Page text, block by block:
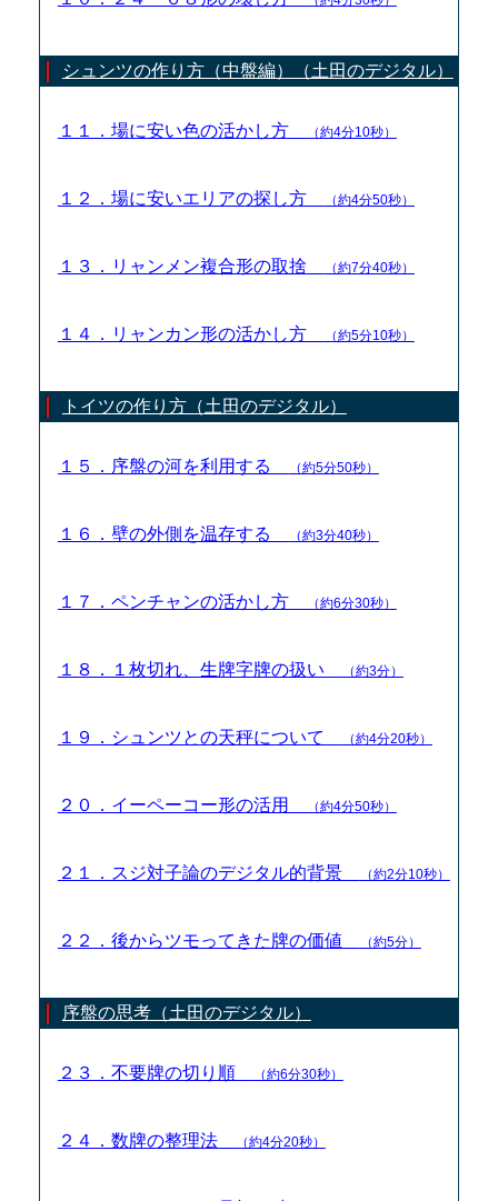
シュンツの作り方（中盤編）（土田のデジタル）
１１．場に安い色の活かし方 （約4分10秒）
１２．場に安いエリアの探し方 （約4分50秒）
１３．リャンメン複合形の取捨 （約7分40秒）
１４．リャンカン形の活かし方 （約5分10秒）
トイツの作り方（土田のデジタル）
１５．序盤の河を利用する （約5分50秒）
１６．壁の外側を温存する （約3分40秒）
１７．ペンチャンの活かし方 （約6分30秒）
１８．１枚切れ、生牌字牌の扱い （約3分）
１９．シュンツとの天秤について （約4分20秒）
２０．イーペーコー形の活用 （約4分50秒）
２１．スジ対子論のデジタル的背景 （約2分10秒）
２２．後からツモってきた牌の価値 （約5分）
序盤の思考（土田のデジタル）
２３．不要牌の切り順 （約6分30秒）
２４．数牌の整理法 （約4分20秒）